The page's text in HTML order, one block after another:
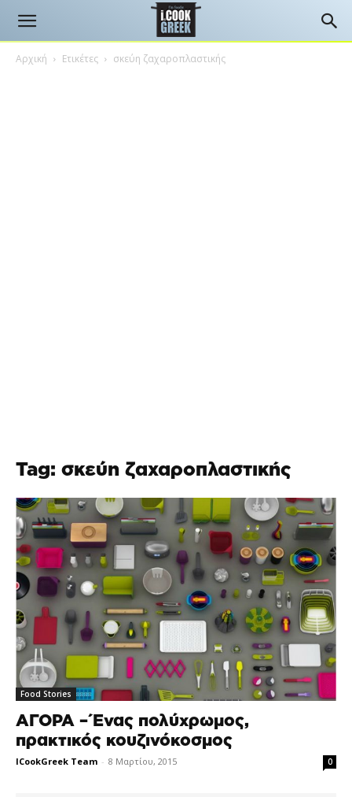
Αρχική Ετικέτες σκεύη ζαχαροπλαστικής
Tag: σκεύη ζαχαροπλαστικής
Food Stories
ΑΓΟΡΑ –Ένας πολύχρωμος,
πρακτικός κουζινόκοσμος
ICookGreek Team - 8 Μαρτίου, 2015 0